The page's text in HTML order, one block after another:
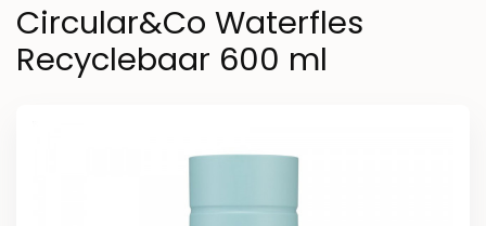
Circular&Co Waterfles
Recyclebaar 600 ml